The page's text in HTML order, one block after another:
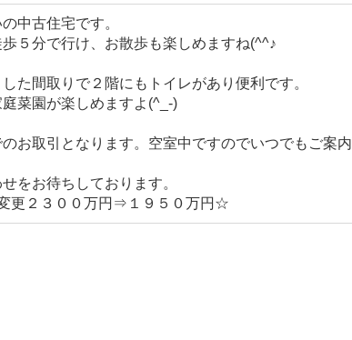
中古住宅です。
５分で行け、お散歩も楽しめますね(^^♪
た間取りで２階にもトイレがあり便利です。
菜園が楽しめますよ(^_-)
お取引となります。空室中ですのでいつでもご案
をお待ちしております。
更２３００万円⇒１９５０万円☆